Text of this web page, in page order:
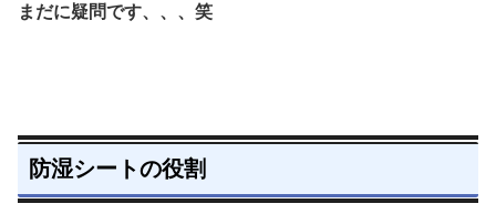
まだに疑問です、、、笑
防湿シートの役割